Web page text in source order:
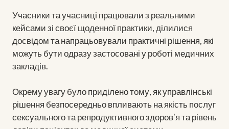
Учасники та учасниці працювали з реальними
кейсами зі своєї щоденної практики, ділилися
досвідом та напрацьовували практичні рішення, які
можуть бути одразу застосовані у роботі медичних
закладів.
Окрему увагу було приділено тому, як управлінські
рішення безпосередньо впливають на якість послуг
сексуального та репродуктивного здоровʼя та рівень